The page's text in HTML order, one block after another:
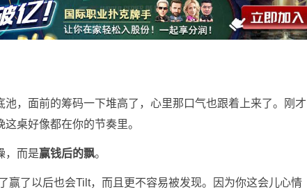
，面前的筹码一下堆高了，心里那口气也跟着上来了。刚才
桌好像都在你的节奏里。
，而是赢钱后的飘。
赢了以后也会Tilt，而且更不容易被发现。因为你这会儿心情